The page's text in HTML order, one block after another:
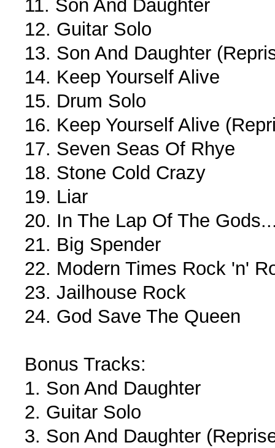
11. Son And Daughter
12. Guitar Solo
13. Son And Daughter
14. Keep Yourself Alive
15. Drum Solo
16. Keep Yourself Alive
17. Seven Seas Of Rhye
18. Stone Cold Crazy
19. Liar
20. In The Lap Of The
21. Big Spender
22. Modern Times Rock 'n'
23. Jailhouse Rock
24. God Save The Queen
Bonus Tracks:
1. Son And Daughter
2. Guitar Solo
3. Son And Daughter